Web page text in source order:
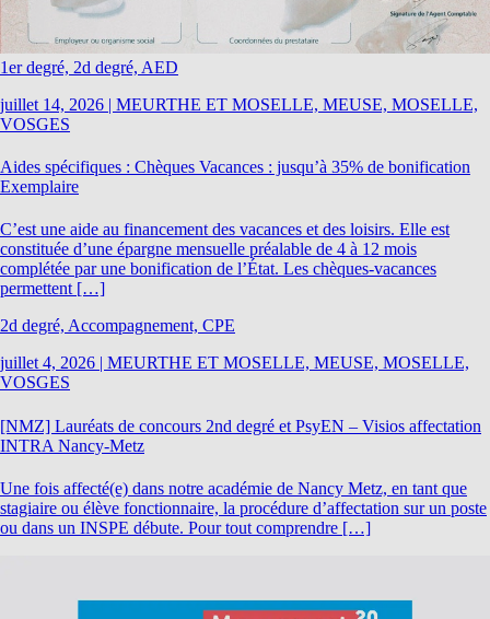
1er degré, 2d degré, AED
juillet 14, 2026 | MEURTHE ET MOSELLE, MEUSE, MOSELLE,
VOSGES
Aides spécifiques : Chèques Vacances : jusqu’à 35% de bonification
Exemplaire
C’est une aide au financement des vacances et des loisirs. Elle est
constituée d’une épargne mensuelle préalable de 4 à 12 mois
complétée par une bonification de l’État. Les chèques-vacances
permettent […]
2d degré, Accompagnement, CPE
juillet 4, 2026 | MEURTHE ET MOSELLE, MEUSE, MOSELLE,
VOSGES
[NMZ] Lauréats de concours 2nd degré et PsyEN – Visios affectation
INTRA Nancy-Metz
Une fois affecté(e) dans notre académie de Nancy Metz, en tant que
stagiaire ou élève fonctionnaire, la procédure d’affectation sur un poste
ou dans un INSPE débute. Pour tout comprendre […]